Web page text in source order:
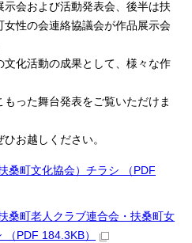
会および活動発表会、後半は扶
性の会連絡協議会が作品展示会
化活動の成果として、様々な作
った舞台発表をご覧いただけま
お越しください。
桑町文化協会）チラシ （PDF
桑町老人クラブ連合会・扶桑町女
PDF 184.3KB）